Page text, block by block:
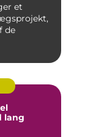
et
de
lang